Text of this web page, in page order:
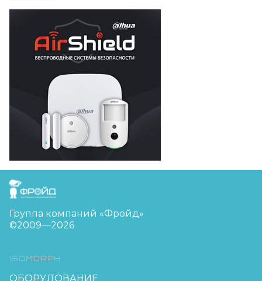
FreudGroup
Группа компаний «Фройд»
©2009—2026
ISOMORPH
ОБОРУДОВАНИЕ